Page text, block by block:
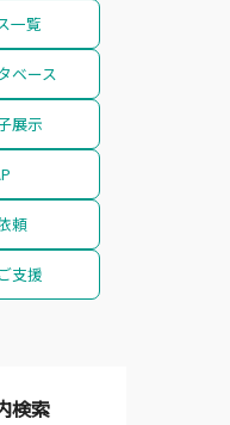
一覧
ベース
展示
頼
支援
検索